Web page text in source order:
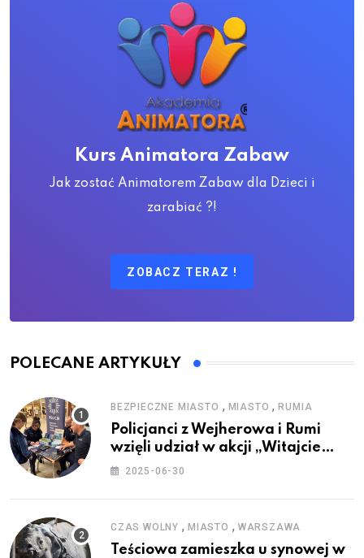
Kurs Animatora Zabaw
Jak zostać Animatorem Zabaw dla Dzieci i
zarabiać ?!
ZOBACZ TERAZ !
POLECANE ARTYKUŁY
BEZPIECZNE MIASTO , MIASTO ,RUMIA
Policjanci z Wejherowa i Rumi
wzięli udział w akcji „Witajcie
Wakacje”
2025-06-30
CZAS WOLNY , MIASTO , WARSZAWA
Teściowa zamieszka u synowej w